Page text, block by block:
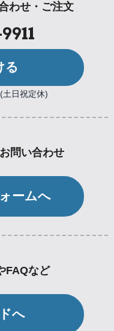
わせ・ご注文
る
日祝定休)
問い合わせ
ームへ
FAQなど
へ